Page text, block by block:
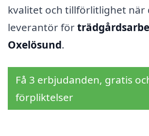
kvalitet och tillförlitlighet när
leverantör för
Oxelösund.
Få 3 erbjudanden, gratis
förpliktelser